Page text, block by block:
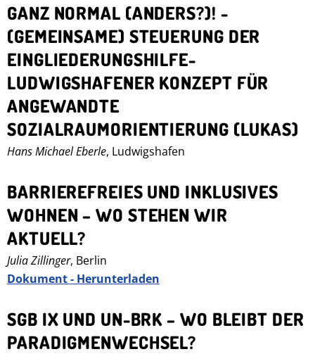
GANZ NORMAL (ANDERS?)! -
(GEMEINSAME) STEUERUNG DER
EINGLIEDERUNGSHILFE-
LUDWIGSHAFENER KONZEPT FÜR
ANGEWANDTE
SOZIALRAUMORIENTIERUNG (LUKAS)
Hans Michael Eberle, Ludwigshafen
BARRIEREFREIES UND INKLUSIVES
WOHNEN – WO STEHEN WIR
AKTUELL?
Julia Zillinger, Berlin
Dokument - Herunterladen
SGB IX UND UN-BRK – WO BLEIBT DER
PARADIGMENWECHSEL?